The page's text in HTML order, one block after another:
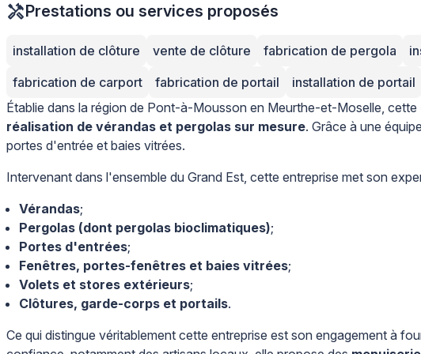
Prestations ou services proposés
installation de clôture vente de clôture fabrication de pergola
fabrication de carport
fabrication de portail installation de portail
Établie dans la région de Pont-à-Mousson en Meurthe-et-Moselle, cette
réalisation de vérandas et pergolas sur mesure. Grâce à une
portes d'entrée et baies vitrées.
Intervenant dans l'ensemble du Grand Est, cette entreprise met son
Vérandas;
Pergolas (dont pergolas bioclimatiques);
Portes d'entrées;
Fenêtres, portes-fenêtres et baies vitrées;
Volets et stores extérieurs;
Clôtures, garde-corps et portails.
Ce qui distingue véritablement cette entreprise est son engagement à